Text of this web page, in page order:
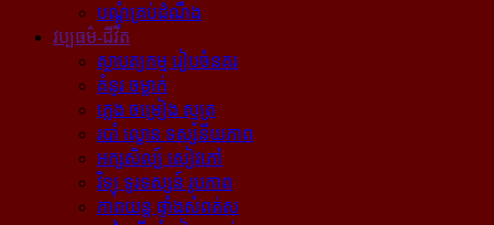
បណ្ដុំគ្រប់ដំណឹង
វប្បធម៌-ជីវិត
ស្ថាបត្យកម្ម រៀបចំនគរ
គំនូរ ចម្លាក់
ភ្លេង ចម្រៀង ស្មូត្រ
របាំ ល្ខោន ទស្សនីយភាព
អក្សសិល្ប៍ សៀវភៅ
វិទ្យុ ទូរទស្សន៍ រូបភាព
ភាពយន្ដ ផ្ទាំងសំពត់ស